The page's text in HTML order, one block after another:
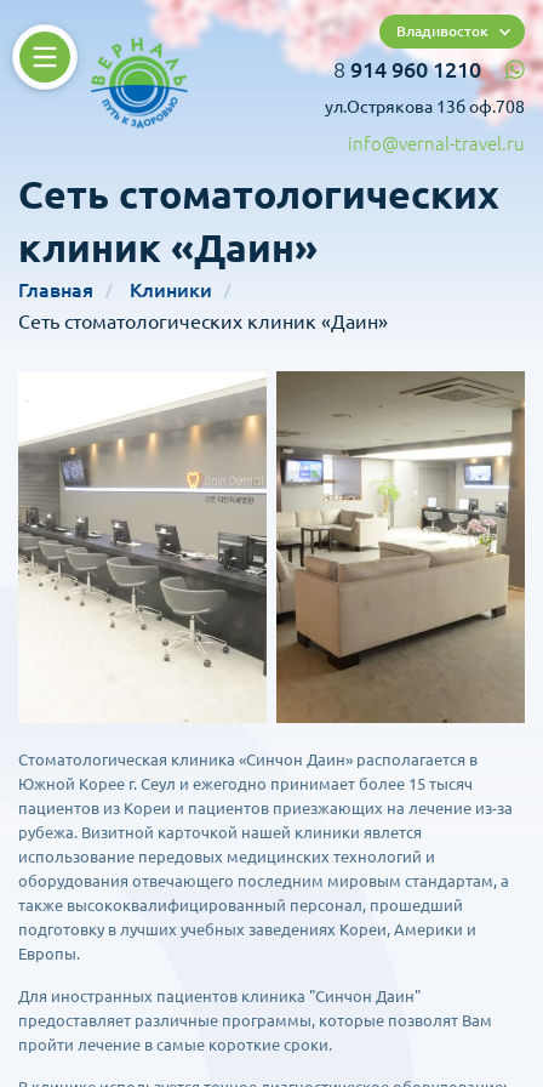
Владивосток
8 914 960 1210
ул.Острякова 13б оф.708
info@vernal-travel.ru
Сеть стоматологических
клиник «Даин»
Главная
Клиники
Сеть стоматологических клиник «Даин»
Стоматологическая клиника «Синчон Даин» располагается в
Южной Корее г. Сеул и ежегодно принимает более 15 тысяч
пациентов из Кореи и пациентов приезжающих на лечение из-за
рубежа. Визитной карточкой нашей клиники явлется
использование передовых медицинских технологий и
оборудования отвечающего последним мировым стандартам, а
также высококвалифицированный персонал, прошедший
подготовку в лучших учебных заведениях Кореи, Америки и
Европы.
Для иностранных пациентов клиника "Синчон Даин"
предоставляет различные программы, которые позволят Вам
пройти лечение в самые короткие сроки.